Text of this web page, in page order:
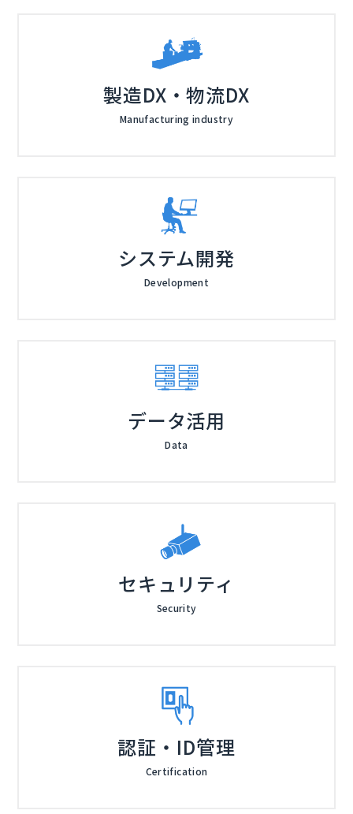
コンテンツ配信（講座・専門知識・エンターテイメン
ト） ・スポーツ・イベントの限定配信 ・技術商社・認
動画は、単なる記録ではなく、 “新しい収益源”にも“顧
客価値の向上”にもつながる資産 です。
・研修・技能継承の効率化や標準化を進めたい方 ・社
けの説明や教育を動画で強化したい方 ・代理店・パー
om・Teams＋SharePointでは対応しきれないと感じ
※共催、協賛、協力、講演企業は将来的に追加、削除さ
製造DX・物流DX
Manufacturing industry
システム開発
Development
データ活用
Data
セキュリティ
Security
認証・ID管理
Certification